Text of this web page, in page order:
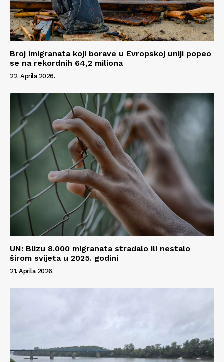
Info
O nama
Kontakt
Impressum
Broj imigranata koji borave u Evropskoj uniji popeo
se na rekordnih 64,2 miliona
22. Aprila 2026.
UN: Blizu 8.000 migranata stradalo ili nestalo
širom svijeta u 2025. godini
21. Aprila 2026.